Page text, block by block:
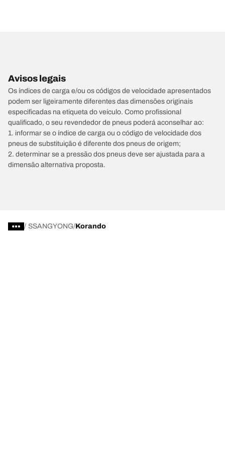
Avisos legais
Os índices de carga e/ou os códigos de velocidade apresentados
podem ser ligeiramente diferentes das dimensões originais
especificadas na etiqueta do veículo. Como profissional
qualificado, o seu revendedor de pneus poderá aconselhar ao:
1. informar se o índice de carga ou o código de velocidade dos
pneus de substituição é diferente dos pneus de origem;
2. determinar se a pressão dos pneus deve ser ajustada para a
dimensão alternativa proposta.
/ SSANGYONG Korando